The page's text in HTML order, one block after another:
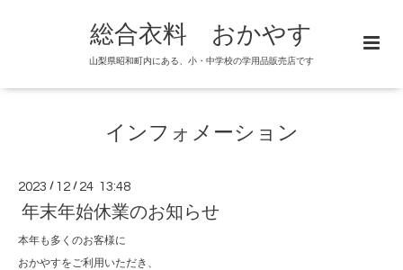
総合衣料 おかやす
山梨県昭和町内にある、小・中学校の学用品販売店です
インフォメーション
2023 / 12 / 24 13:48
年末年始休業のお知らせ
本年も多くのお客様に
おかやすをご利用いただき、